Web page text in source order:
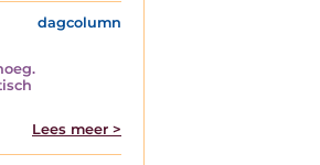
dagcolumn
Lees meer >